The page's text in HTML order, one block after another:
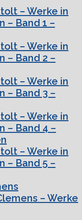
– Werke in
– Band 1 –
– Werke in
– Band 2 –
– Werke in
– Band 3 –
– Werke in
– Band 4 –
– Werke in
– Band 5 –
– Werke